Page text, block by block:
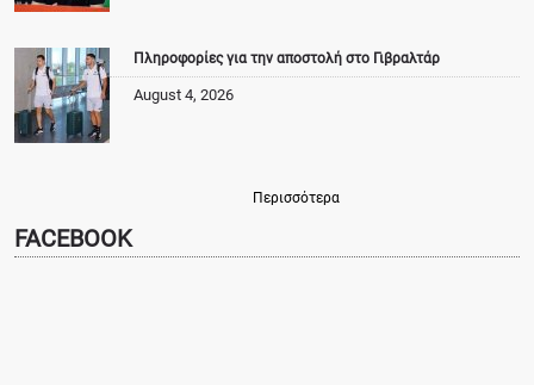
Πληροφορίες για την αποστολή στο Γιβραλτάρ
August 4, 2026
Περισσότερα
FACEBOOK